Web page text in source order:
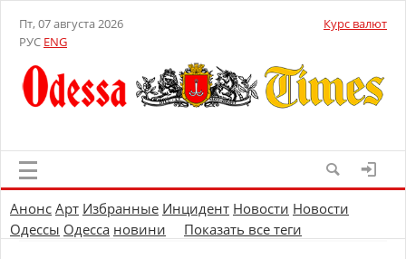
Пт, 07 августа 2026
РУС ENG
Курс валют
Анонс Арт Избранные Инцидент Новости Новости
Одессы Одесса новини Показать все теги